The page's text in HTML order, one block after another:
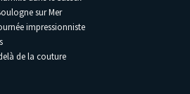
sur Mer
impressionniste
de la couture